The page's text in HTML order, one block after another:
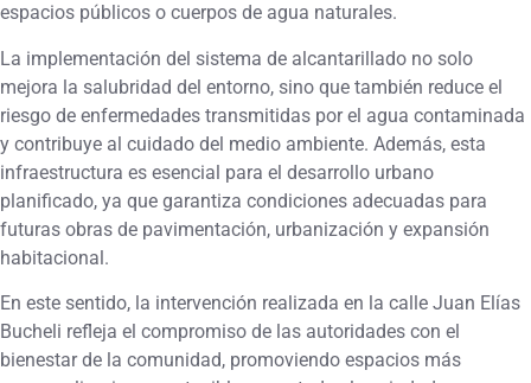
espacios públicos o cuerpos de agua naturales.
La implementación del sistema de alcantarillado no solo
mejora la salubridad del entorno, sino que también reduce el
riesgo de enfermedades transmitidas por el agua contaminada
y contribuye al cuidado del medio ambiente. Además, esta
infraestructura es esencial para el desarrollo urbano
planificado, ya que garantiza condiciones adecuadas para
futuras obras de pavimentación, urbanización y expansión
habitacional.
En este sentido, la intervención realizada en la calle Juan Elías
Bucheli refleja el compromiso de las autoridades con el
bienestar de la comunidad, promoviendo espacios más